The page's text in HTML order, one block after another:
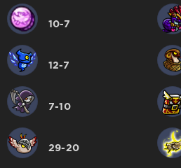
10-7
12-7
7-10
29-20